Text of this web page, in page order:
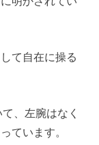
て自在に操る
、左腕はなく
ています。